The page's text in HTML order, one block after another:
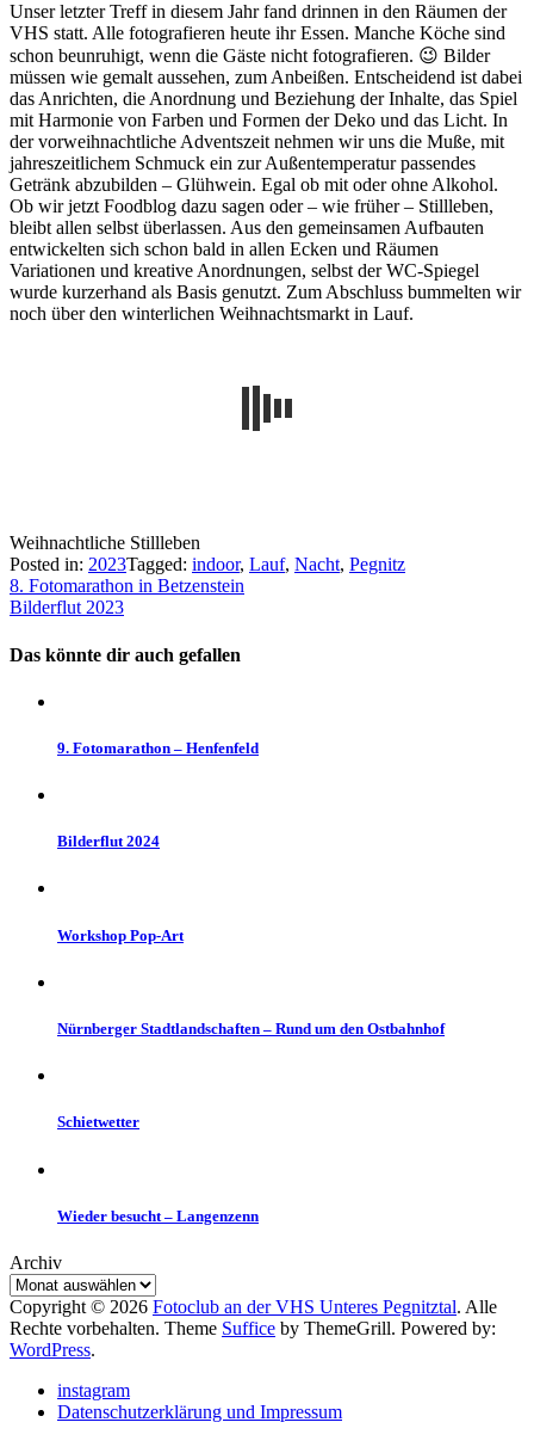
Unser letzter Treff in diesem Jahr fand drinnen in den Räumen der
VHS statt. Alle fotografieren heute ihr Essen. Manche Köche sind
schon beunruhigt, wenn die Gäste nicht fotografieren. 😉 Bilder
müssen wie gemalt aussehen, zum Anbeißen. Entscheidend ist dabei
das Anrichten, die Anordnung und Beziehung der Inhalte, das Spiel
mit Harmonie von Farben und Formen der Deko und das Licht. In
der vorweihnachtliche Adventszeit nehmen wir uns die Muße, mit
jahreszeitlichem Schmuck ein zur Außentemperatur passendes
Getränk abzubilden – Glühwein. Egal ob mit oder ohne Alkohol.
Ob wir jetzt Foodblog dazu sagen oder – wie früher – Stillleben,
bleibt allen selbst überlassen. Aus den gemeinsamen Aufbauten
entwickelten sich schon bald in allen Ecken und Räumen
Variationen und kreative Anordnungen, selbst der WC-Spiegel
wurde kurzerhand als Basis genutzt. Zum Abschluss bummelten wir
noch über den winterlichen Weihnachtsmarkt in Lauf.
Weihnachtliche Stillleben
Posted in: 2023Tagged: indoor, Lauf, Nacht, Pegnitz
Beitragsnavigation
8. Fotomarathon in Betzenstein
Bilderflut 2023
Das könnte dir auch gefallen
9. Fotomarathon – Henfenfeld
Bilderflut 2024
Workshop Pop-Art
Nürnberger Stadtlandschaften – Rund um den Ostbahnhof
Schietwetter
Wieder besucht – Langenzenn
Archiv
Copyright © 2026 Fotoclub an der VHS Unteres Pegnitztal. Alle
Rechte vorbehalten. Theme Suffice by ThemeGrill. Powered by:
WordPress.
instagram
Datenschutzerklärung und Impressum